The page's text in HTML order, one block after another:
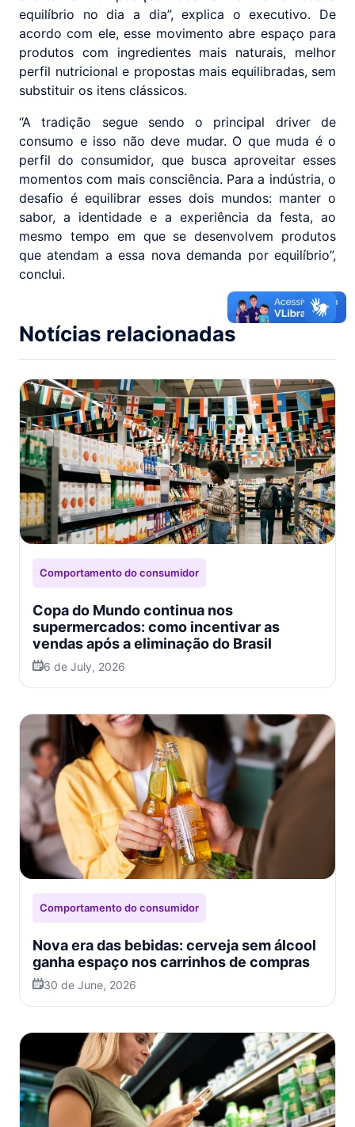
equilíbrio no dia a dia”, explica o executivo. De
acordo com ele, esse movimento abre espaço para
produtos com ingredientes mais naturais, melhor
perfil nutricional e propostas mais equilibradas, sem
substituir os itens clássicos.
“A tradição segue sendo o principal driver de
consumo e isso não deve mudar. O que muda é o
perfil do consumidor, que busca aproveitar esses
momentos com mais consciência. Para a indústria, o
desafio é equilibrar esses dois mundos: manter o
sabor, a identidade e a experiência da festa, ao
mesmo tempo em que se desenvolvem produtos
que atendam a essa nova demanda por equilíbrio”,
conclui.
Notícias relacionadas
Comportamento do consumidor
Copa do Mundo continua nos
supermercados: como incentivar as
vendas após a eliminação do Brasil
6 de July, 2026
Comportamento do consumidor
Nova era das bebidas: cerveja sem álcool
ganha espaço nos carrinhos de compras
30 de June, 2026